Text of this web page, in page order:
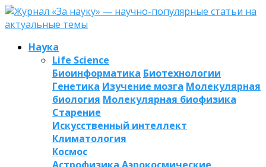
Наука
Life Science
Биоинформатика Биотехнологии
Генетика Изучение мозга Молекулярная
биология Молекулярная биофизика
Старение
Искусственный интеллект
Климатология
Космос